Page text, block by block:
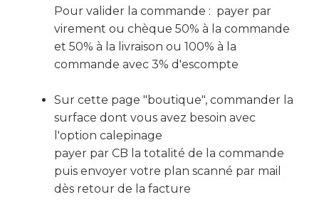
Pour valider la commande : payer par
virement ou chèque 50% à la commande
et 50% à la livraison ou 100% à la
commande avec 3% d'escompte
Sur cette page "boutique", commander la
surface dont vous avez besoin avec
l'option calepinage
payer par CB la totalité de la commande
puis envoyer votre plan scanné par mail
dès retour de la facture